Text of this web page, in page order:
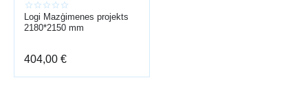
Logi Mazģimenes projekts
2180*2150 mm
404,00 €